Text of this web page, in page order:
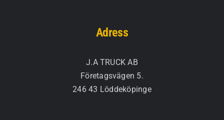
Adress
J.A TRUCK AB
Företagsvägen 5.
246 43 Löddeköpinge